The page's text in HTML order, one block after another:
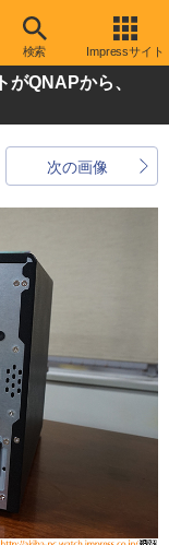
検索 Impressサイト
QNAPから、
次の画像